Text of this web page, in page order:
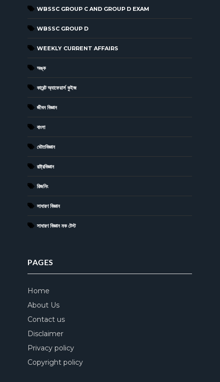
WBSSC GROUP C AND GROUP D EXAM
WBSSC GROUP D
WEEKLY CURRENT AFFAIRS
অঙ্ক
কারেন্ট অ্যাফেয়ার্স কুইজ
জীবন বিজ্ঞান
বাংলা
ভৌতবিজ্ঞান
রাষ্ট্রবিজ্ঞান
রিজনিং
সাধারণ বিজ্ঞান
সাধারণ বিজ্ঞান মক টেস্ট
PAGES
Home
About Us
Contact us
Disclaimer
Privacy policy
Copyright policy